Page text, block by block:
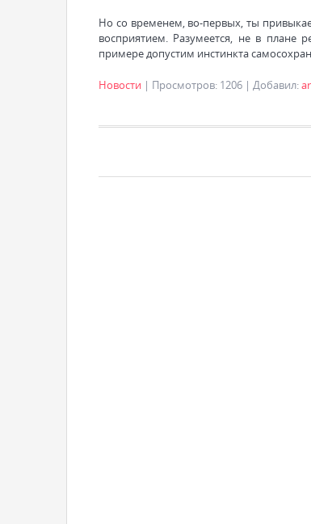
Но со временем, во-первых, ты
восприятием. Разумеется, не в плане
примере допустим инстинкта
Новости | Просмотров: 1206 | Добавил: